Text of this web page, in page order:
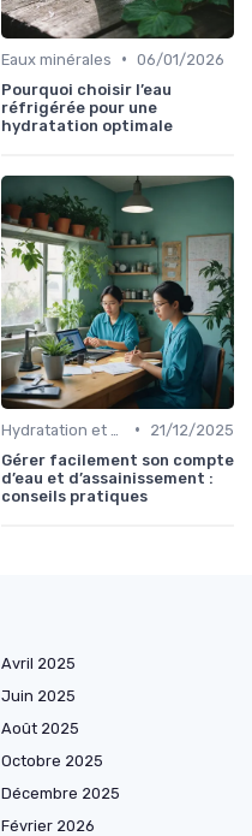
Eaux minérales • 06/01/2026
Pourquoi choisir l’eau
réfrigérée pour une
hydratation optimale
•
21/12/2025
Gérer facilement son compte
d’eau et d’assainissement :
conseils pratiques
Avril 2025
Juin 2025
Août 2025
Octobre 2025
Décembre 2025
Février 2026